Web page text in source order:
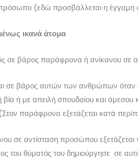
πρόσωπο (εδώ προσβάλλεται η έγγαμη
ικανά άτομα
σε βάρος παράφρονα ή ανίκανου σε
σε βάρος αυτών των ανθρώπων
ή με απειλή σπουδαίου και άμεσου
παράφρονα εξετάζεται κατά
σε αντίσταση προσώπου
του θύματός του δημιούργησε σε